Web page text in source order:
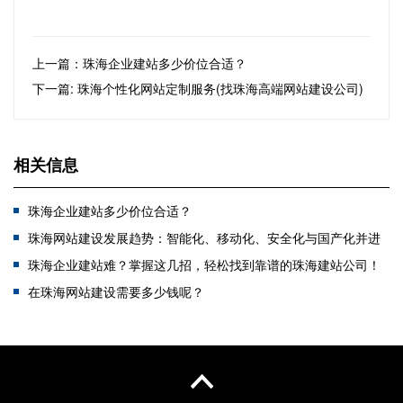
上一篇：珠海企业建站多少价位合适？
下一篇: 珠海个性化网站定制服务(找珠海高端网站建设公司)
相关信息
珠海企业建站多少价位合适？
珠海网站建设发展趋势：智能化、移动化、安全化与国产化并进
珠海企业建站难？掌握这几招，轻松找到靠谱的珠海建站公司！
在珠海网站建设需要多少钱呢？
高端建站VS普通建站：打造独特品牌形象的关键选择